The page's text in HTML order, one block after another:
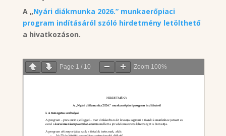
A „Nyári diákmunka 2026.” munkaerőpiaci
program indításáról szóló hirdetmény letölthető
a hivatkozáson.
Page 1 / 10 Zoom 100%